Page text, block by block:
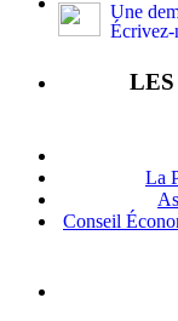
Une
Écrivez-
La
Conseil